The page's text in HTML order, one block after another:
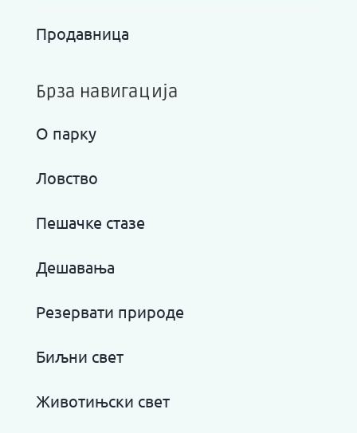
Продавница
Брза навигација
О парку
Ловство
Пешачке стазе
Дешавања
Резервати природе
Биљни свет
Животињски свет